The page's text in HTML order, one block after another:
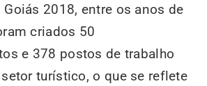
2018, entre os anos de
criados 50
e 378 postos de trabalho
turístico, o que se reflete